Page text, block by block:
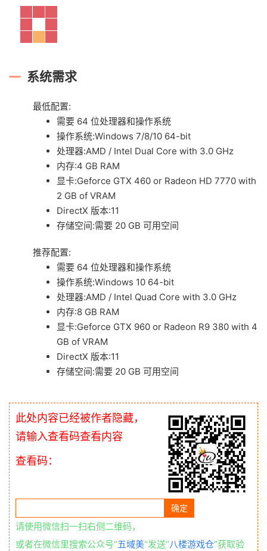
系统需求
最低配置:
需要 64 位处理器和操作系统
操作系统:Windows 7/8/10 64-bit
处理器:AMD / Intel Dual Core with 3.0 GHz
内存:4 GB RAM
显卡:Geforce GTX 460 or Radeon HD 7770 with
2 GB of VRAM
DirectX 版本:11
存储空间:需要 20 GB 可用空间
推荐配置:
需要 64 位处理器和操作系统
操作系统:Windows 10 64-bit
处理器:AMD / Intel Quad Core with 3.0 GHz
内存:8 GB RAM
显卡:Geforce GTX 960 or Radeon R9 380 with 4
GB of VRAM
DirectX 版本:11
存储空间:需要 20 GB 可用空间
此处内容已经被作者隐藏，
请输入查看码查看内容
查看码：
请使用微信扫一扫右侧二维码，
或者在微信里搜索公众号“五域美“发送“八楼游戏仓”获取验